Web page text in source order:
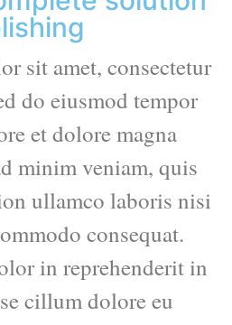
sit amet, consectetur
do eiusmod tempor
et dolore magna
minim veniam, quis
ullamco laboris nisi
consequat.
in reprehenderit in
cillum dolore eu